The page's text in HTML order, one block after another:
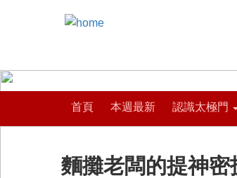
首頁 本週最新 認識太極門
麵攤老闆的提神密